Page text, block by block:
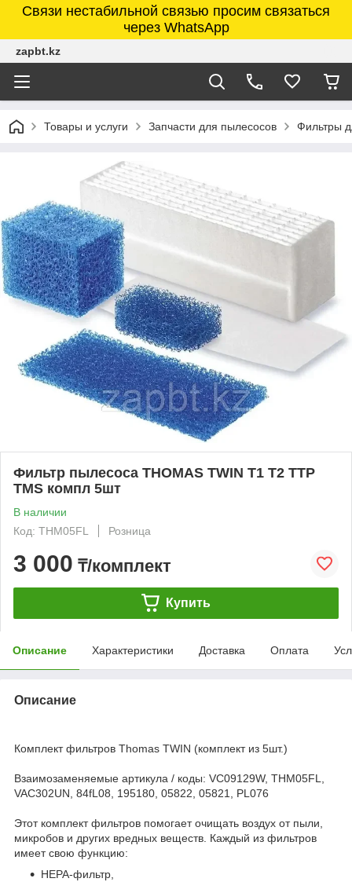
Связи нестабильной связью просим связаться
через WhatsApp
zapbt.kz
Товары и услуги Запчасти для пылесосов Фильтры
Фильтр пылесоса THOMAS TWIN T1 T2 TTP
TMS компл 5шт
В наличии
Код: THM05FL
Розница
3 000 ₸/комплект
Купить
Описание Характеристики Доставка Оплата
Описание
Комплект фильтров Thomas TWIN (комплект из 5шт.)
Взаимозаменяемые артикула / коды: VC09129W, THM05FL,
VAC302UN, 84fL08, 195180, 05822, 05821, PL076
Этот комплект фильтров помогает очищать воздух от пыли,
микробов и других вредных веществ. Каждый из фильтров
имеет свою функцию:
HEPA-фильтр,